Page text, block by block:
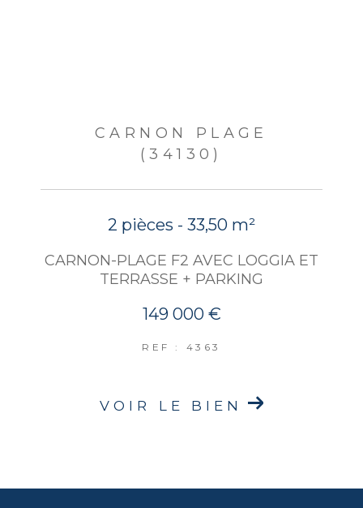
CARNON PLAGE
(34130)
2 pièces - 33,50 m²
CARNON-PLAGE F2 AVEC LOGGIA ET
TERRASSE + PARKING
149 000 €
REF : 4363
VOIR LE BIEN